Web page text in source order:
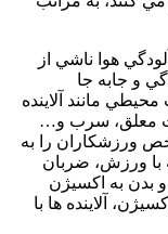
هوا ناشي از
و جابه جا
مانند آلاينده
معلق، سرب و…
ورزشكاران را به
با ورزش، ضربان
بدن به اكسيژن
آلاينده ها با